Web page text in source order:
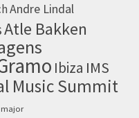
Andre Lindal
Atle Bakken
Ibiza IMS
Music Summit
major